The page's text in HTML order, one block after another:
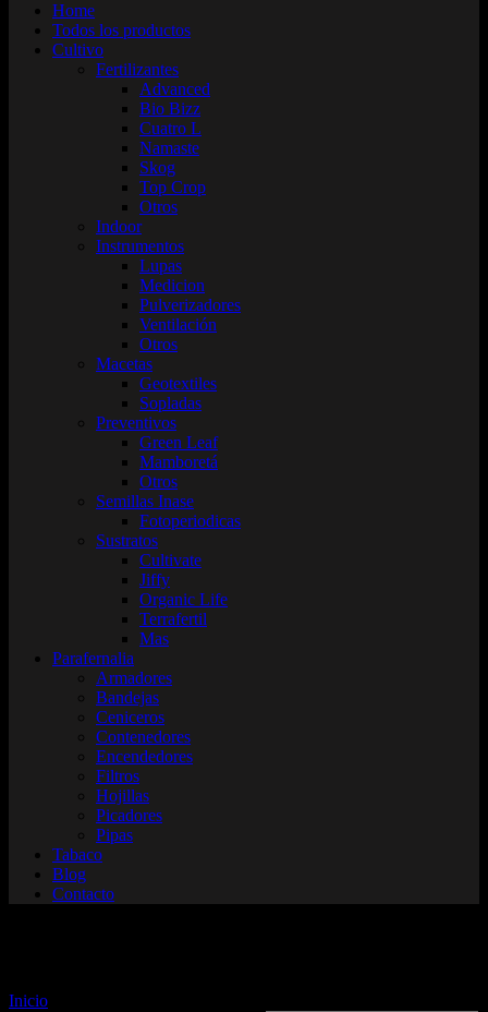
Home
Todos los productos
Cultivo
Fertilizantes
Advanced
Bio Bizz
Cuatro L
Namaste
Skog
Top Crop
Otros
Indoor
Instrumentos
Lupas
Medicion
Pulverizadores
Ventilación
Otros
Macetas
Geotextiles
Sopladas
Preventivos
Green Leaf
Mamboretá
Otros
Semillas Inase
Fotoperiodicas
Sustratos
Cultivate
Jiffy
Organic Life
Terrafertil
Mas
Parafernalia
Armadores
Bandejas
Ceniceros
Contenedores
Encendedores
Filtros
Hojillas
Picadores
Pipas
Tabaco
Blog
Contacto
Inicio